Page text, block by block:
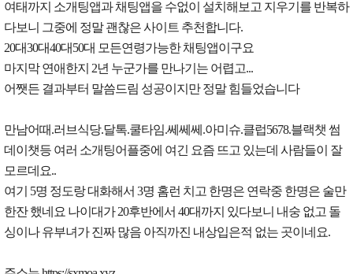
여태까지 소개팅앱과 채팅앱을 수없이 설치해보고 지우기를 반복하
다보니 그중에 정말 괜찮은 사이트 추천합니다.
20대30대40대50대 모든연령가능한 채팅앱이구요
마지막 연애한지 2년 누군가를 만나기는 어렵고...
어쨋든 결과부터 말씀드림 성공이지만 정말 힘들었습니다
만남어때.러브식당.달톡.쿨타임.쎄쎄쎄.아미슈.클럽5678.블랙챗 썸
데이챗등 여러 소개팅어플중에 여긴 요즘 뜨고 있는데 사람들이 잘
모르데요..
여기 5명 정도랑 대화해서 3명 홈런 치고 한명은 연락중 한명은 술만
한잔 했네요 나이대가 20후반에서 40대까지 있다보니 내숭 없고 돌
싱이나 유부녀가 진짜 많음 아직까진 내상입은적 없는 곳이네요.